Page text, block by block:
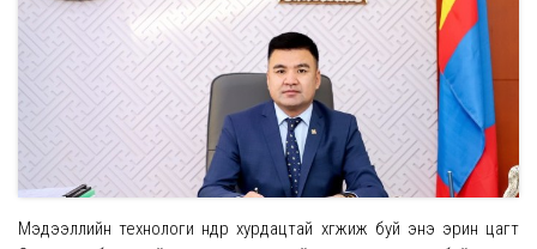
Мэдээллийн технологи өндөр хурдацтай хөгжиж буй энэ эрин цагт